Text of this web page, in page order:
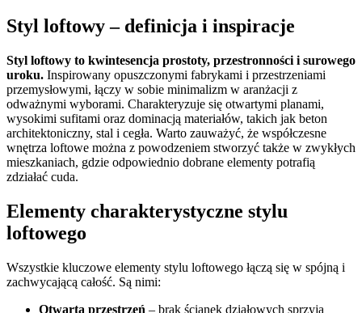
Styl loftowy – definicja i inspiracje
Styl loftowy to kwintesencja prostoty, przestronności i surowego
uroku. Inspirowany opuszczonymi fabrykami i przestrzeniami
przemysłowymi, łączy w sobie minimalizm w aranżacji z
odważnymi wyborami. Charakteryzuje się otwartymi planami,
wysokimi sufitami oraz dominacją materiałów, takich jak beton
architektoniczny, stal i cegła. Warto zauważyć, że współczesne
wnętrza loftowe można z powodzeniem stworzyć także w zwykłych
mieszkaniach, gdzie odpowiednio dobrane elementy potrafią
zdziałać cuda.
Elementy charakterystyczne stylu
loftowego
Wszystkie kluczowe elementy stylu loftowego łączą się w spójną i
zachwycającą całość. Są nimi:
Otwarta przestrzeń – brak ścianek działowych sprzyja